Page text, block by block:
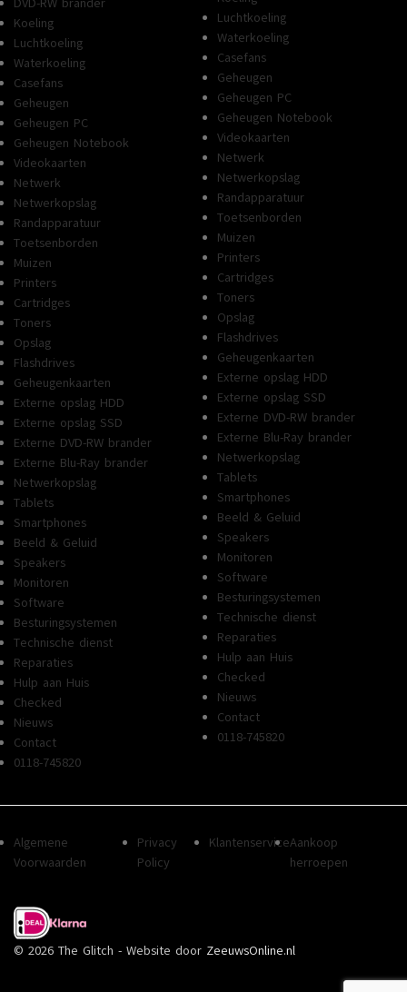
Koeling
Luchtkoeling
Waterkoeling
Casefans
Geheugen
Geheugen PC
Geheugen Notebook
Videokaarten
Netwerk
Netwerkopslag
Randapparatuur
Toetsenborden
Muizen
Printers
Cartridges
Toners
Opslag
Flashdrives
Geheugenkaarten
Externe opslag HDD
Externe opslag SSD
Externe DVD-RW brander
Externe Blu-Ray brander
Netwerkopslag
Tablets
Smartphones
Beeld & Geluid
Speakers
Monitoren
Software
Besturingsystemen
Technische dienst
Reparaties
Hulp aan Huis
Checked
Nieuws
Contact
0118-745820
Luchtkoeling
Waterkoeling
Casefans
Geheugen
Geheugen PC
Geheugen Notebook
Videokaarten
Netwerk
Netwerkopslag
Randapparatuur
Toetsenborden
Muizen
Printers
Cartridges
Toners
Opslag
Flashdrives
Geheugenkaarten
Externe opslag HDD
Externe opslag SSD
Externe DVD-RW brander
Externe Blu-Ray brander
Netwerkopslag
Tablets
Smartphones
Beeld & Geluid
Speakers
Monitoren
Software
Besturingsystemen
Technische dienst
Reparaties
Hulp aan Huis
Checked
Nieuws
Contact
0118-745820
Algemene
Voorwaarden
Privacy
Policy
KlantenserviceAankoop
herroepen
© 2026 The Glitch - Website door ZeeuwsOnline.nl